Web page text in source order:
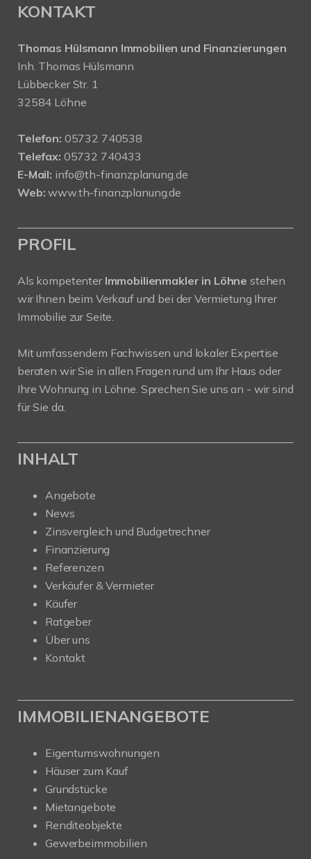
KONTAKT
Thomas Hülsmann Immobilien und Finanzierungen
Inh. Thomas Hülsmann
Lübbecker Str. 1
32584 Löhne
Telefon: 05732 740538
Telefax: 05732 740433
E-Mail: info@th-finanzplanung.de
Web: www.th-finanzplanung.de
PROFIL
Als kompetenter Immobilienmakler in Löhne stehen
wir Ihnen beim Verkauf und bei der Vermietung Ihrer
Immobilie zur Seite.
Mit umfassendem Fachwissen und lokaler Expertise
beraten wir Sie in allen Fragen rund um Ihr Haus oder
Ihre Wohnung in Löhne. Sprechen Sie uns an - wir sind
für Sie da.
INHALT
Angebote
News
Zinsvergleich und Budgetrechner
Finanzierung
Referenzen
Verkäufer & Vermieter
Käufer
Ratgeber
Über uns
Kontakt
IMMOBILIENANGEBOTE
Eigentumswohnungen
Häuser zum Kauf
Grundstücke
Mietangebote
Renditeobjekte
Gewerbeimmobilien